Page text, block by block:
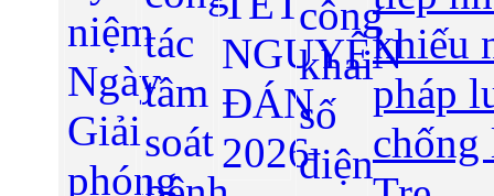
khiếu
pháp
chống